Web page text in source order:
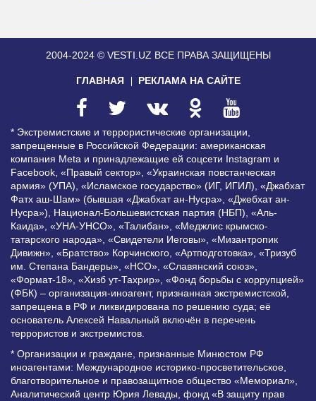
2004-2024 © VESTI.UZ ВСЕ ПРАВА ЗАЩИЩЕНЫ
ГЛАВНАЯ РЕКЛАМА НА САЙТЕ
* Экстремистские и террористические организации,
запрещенные в Российской Федерации: американская
компания Meta и принадлежащие ей соцсети Instagram и
Facebook, «Правый сектор», «Украинская повстанческая
армия» (УПА), «Исламское государство» (ИГ, ИГИЛ), «Джабхат
Фатх аш-Шам» (бывшая «Джабхат ан-Нусра», «Джебхат ан-
Нусра»), Национал-Большевистская партия (НБП), «Аль-
Каида», «УНА-УНСО», «Талибан», «Меджлис крымско-
татарского народа», «Свидетели Иеговы», «Мизантропик
Дивижн», «Братство» Корчинского, «Артподготовка», «Тризуб
им. Степана Бандеры», «НСО», «Славянский союз»,
«Формат-18», «Хизб ут-Тахрир», «Фонд борьбы с коррупцией»
(ФБК) – организация-иноагент, признанная экстремистской,
запрещена в РФ и ликвидирована по решению суда; её
основатель Алексей Навальный включён в перечень
террористов и экстремистов.
* Организации и граждане, признанные Минюстом РФ
иноагентами: Международное историко-просветительское,
благотворительное и правозащитное общество «Мемориал»,
Аналитический центр Юрия Левады, фонд «В защиту прав